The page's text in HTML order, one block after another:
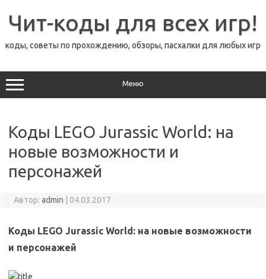
содержимому
Чит-коды для всех игр!
коды, советы по прохождению, обзоры, пасхалки для любых игр
Меню
Коды LEGO Jurassic World: на
новые возможности и
персонажей
Автор: admin 04.03.2017
Коды LEGO Jurassic World: на новые возможности
и персонажей